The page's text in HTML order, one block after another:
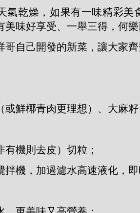
氣乾燥，如果有一味精彩美
美味好享受、一舉三得，何
哥自己開發的新菜，讓大家
或鮮椰青肉更理想）、大麻
有機則去皮）切粒；
拌機，加過濾水高速液化，